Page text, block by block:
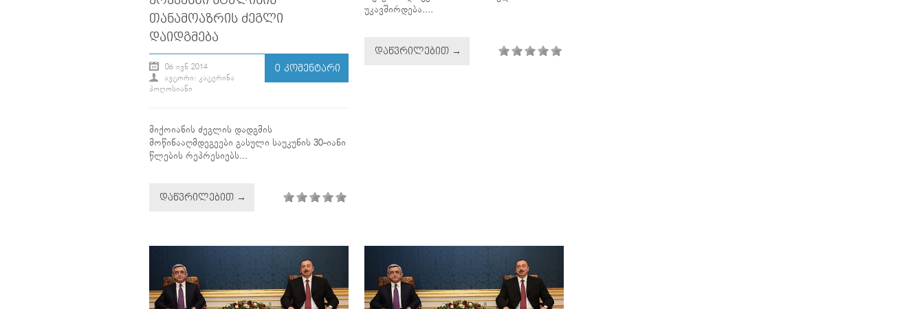
ᲗᲐᲜᲐᲛᲝᲐᲖᲠᲘᲡ ᲫᲔᲒᲚᲘ
ᲓᲐᲘᲓᲒᲛᲔᲑᲐ
06 ᲘᲕᲜ 2014
ᲐᲕᲢᲝᲠᲘ: ᲙᲐᲢᲔᲠᲘᲜᲐ
ᲞᲝᲦᲝᲡᲘᲐᲜᲘ
0 ᲙᲝᲛᲔᲜᲢᲐᲠᲘ
მიქოიანის ძეგლის დადგმის
მოწინააღმდეგეები გასული საუკუნის 30-იანი
წლების რეპრესიებს...
ᲓᲐᲬᲕᲠᲘᲚᲔᲑᲘᲗ →
უკავშირდება....
ᲓᲐᲬᲕᲠᲘᲚᲔᲑᲘᲗ →